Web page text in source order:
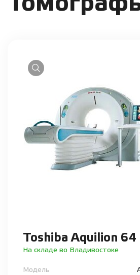
Toshiba Aquilion 64
На складе во Владивостоке
Модель